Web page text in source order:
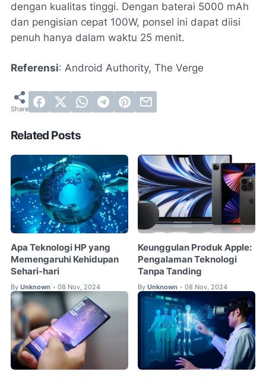
dengan kualitas tinggi. Dengan baterai 5000 mAh
dan pengisian cepat 100W, ponsel ini dapat diisi
penuh hanya dalam waktu 25 menit.
Referensi: Android Authority, The Verge
Related Posts
Apa Teknologi HP yang
Memengaruhi Kehidupan
Sehari-hari
By Unknown • 08 Nov, 2024
Keunggulan Produk Apple:
Pengalaman Teknologi
Tanpa Tanding
By Unknown • 08 Nov, 2024